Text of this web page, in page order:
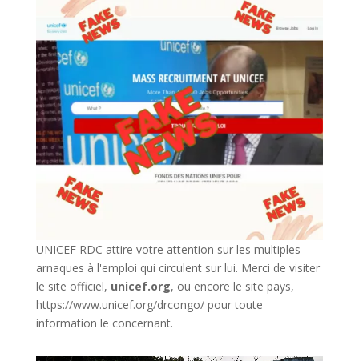
UNICEF RDC attire votre attention sur les multiples
arnaques à l'emploi qui circulent sur lui. Merci de visiter
le site officiel, unicef.org, ou encore le site pays,
https://www.unicef.org/drcongo/pour toute
information le concernant.